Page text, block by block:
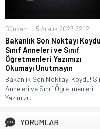
Gündem 5 Aralık 2023 22:12
Bakanlık Son Noktayı
Sınıf Anneleri ve Sınıf
Öğretmenleri Yazımızı
Okumayı Unutmayın
Bakanlık Son Noktayı Koydu!
Anneleri ve Sınıf Öğretmenleri
Yazımızı...
YORUMLAR